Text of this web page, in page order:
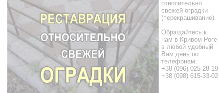
относительно
свежей оградки
(перекрашивание).
Обращайтесь к
нам в Кривом Роге
в любой удобный
Вам день по
телефонам:
+38 (096) 025-28-19
+38 (098) 615-33-02